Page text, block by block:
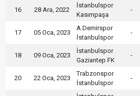
16 28 Ara, 2022
İstanbulspor
Kasımpaşa
-
17 05 Oca, 2023
A.Demirspor
İstanbulspor
-
18 09 Oca, 2023
İstanbulspor
Gaziantep FK
-
20 22 Oca, 2023
Trabzonspor
İstanbulspor
-